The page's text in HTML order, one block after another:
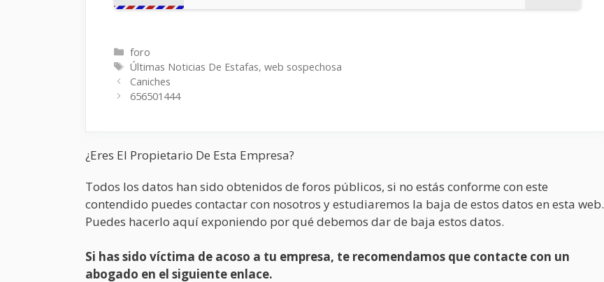
Categorías
foro
Etiquetas
Últimas Noticias De Estafas,web sospechosa
Caniches
656501444
¿Eres El Propietario De Esta Empresa?
Todos los datos han sido obtenidos de foros públicos, si no estás conforme con este
contendido puedes contactar con nosotros y estudiaremos la baja de estos datos en esta web.
Puedes hacerlo aquí exponiendo por qué debemos dar de baja estos datos.
Si has sido víctima de acoso a tu empresa, te recomendamos que contacte con un
abogado en el siguiente enlace.